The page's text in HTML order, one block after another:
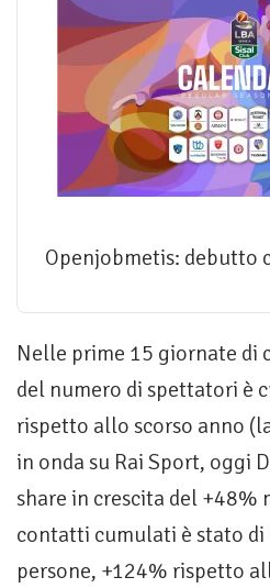
Openjobmetis: debutto
Nelle prime 15 giornate di
del numero di spettatori è
rispetto allo scorso anno
in onda su Rai Sport, oggi
share in crescita del +48%
contatti cumulati è stato
persone, +124% rispetto